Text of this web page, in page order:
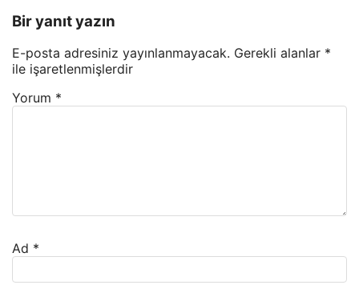
Bir yanıt yazın
E-posta adresiniz yayınlanmayacak. Gerekli alanlar *
ile işaretlenmişlerdir
Yorum *
Ad *